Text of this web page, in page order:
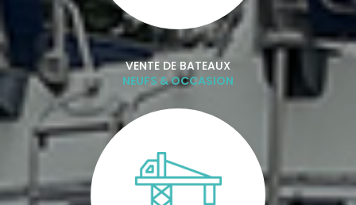
VENTE DE BATEAUX
NEUFS & OCCASION